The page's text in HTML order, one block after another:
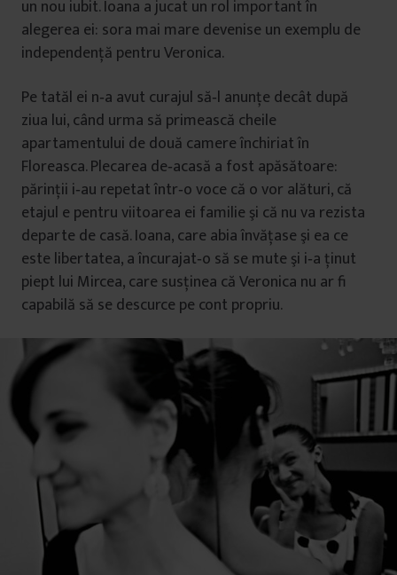
un nou iubit. Ioana a jucat un rol important în
alegerea ei: sora mai mare devenise un exemplu de
independenţă pentru Veronica.
Pe tatăl ei n‐a avut curajul să‐l anunţe decât după
ziua lui, când urma să primească cheile
apartamentului de două camere închiriat în
Floreasca. Plecarea de‐acasă a fost apăsătoare:
părinţii i‐au repetat într‐o voce că o vor alături, că
etajul e pentru viitoarea ei familie şi că nu va rezista
departe de casă. Ioana, care abia învăţase şi ea ce
este libertatea, a încurajat‐o să se mute şi i‐a ţinut
piept lui Mircea, care susţinea că Veronica nu ar fi
capabilă să se descurce pe cont propriu.